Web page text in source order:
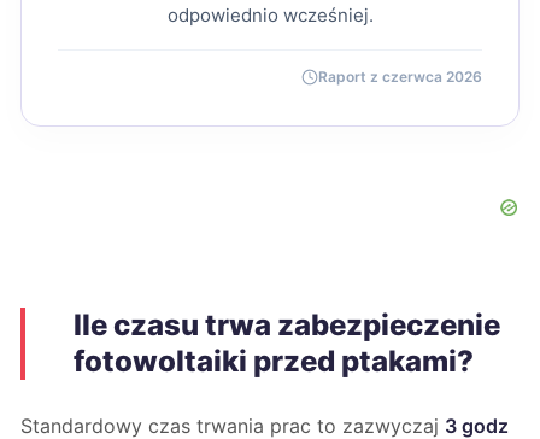
odpowiednio wcześniej.
Raport z czerwca 2026
Ile czasu trwa zabezpieczenie
fotowoltaiki przed ptakami?
Standardowy czas trwania prac to zazwyczaj 3 godz